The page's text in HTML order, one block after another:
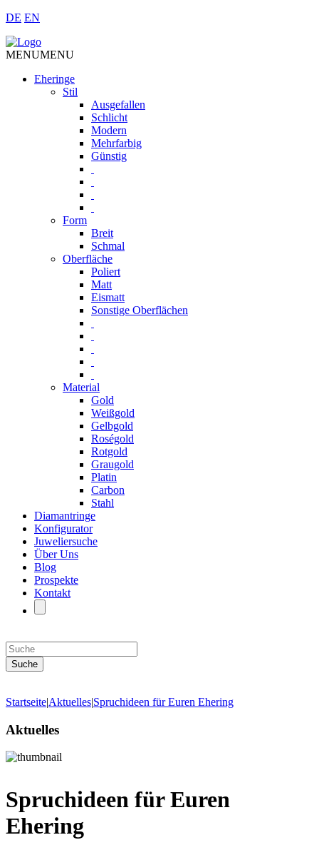
DE EN
MENUMENU
Eheringe
Stil
Ausgefallen
Schlicht
Modern
Mehrfarbig
Günstig
Form
Breit
Schmal
Oberfläche
Poliert
Matt
Eismatt
Sonstige Oberflächen
Material
Gold
Weißgold
Gelbgold
Roségold
Rotgold
Graugold
Platin
Carbon
Stahl
Diamantringe
Konfigurator
Juweliersuche
Über Uns
Blog
Prospekte
Kontakt
Startseite|Aktuelles|Spruchideen für Euren Ehering
Aktuelles
Spruchideen für Euren
Ehering